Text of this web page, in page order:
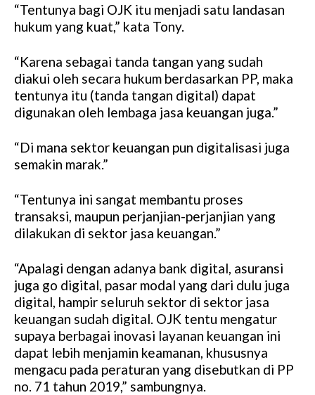
“Tentunya bagi OJK itu menjadi satu landasan
hukum yang kuat,” kata Tony.
“Karena sebagai tanda tangan yang sudah
diakui oleh secara hukum berdasarkan PP, maka
tentunya itu (tanda tangan digital) dapat
digunakan oleh lembaga jasa keuangan juga.”
“Di mana sektor keuangan pun digitalisasi juga
semakin marak.”
“Tentunya ini sangat membantu proses
transaksi, maupun perjanjian-perjanjian yang
dilakukan di sektor jasa keuangan.”
“Apalagi dengan adanya bank digital, asuransi
juga go digital, pasar modal yang dari dulu juga
digital, hampir seluruh sektor di sektor jasa
keuangan sudah digital. OJK tentu mengatur
supaya berbagai inovasi layanan keuangan ini
dapat lebih menjamin keamanan, khususnya
mengacu pada peraturan yang disebutkan di PP
no. 71 tahun 2019,” sambungnya.